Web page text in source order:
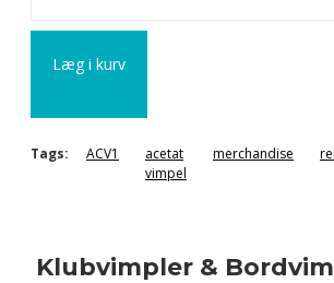
Læg i kurv
Tags: ACV1
acetat
vimpel
merchandise
Klubvimpler &